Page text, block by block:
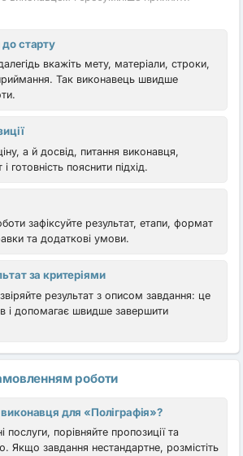
старту
вкажіть мету, матеріали, строки,
Так виконавець швидше
а й досвід, питання виконавця,
готовність пояснити підхід.
зафіксуйте результат, етапи, формат
та додаткові умови.
за критеріями
результат з описом завдання: це
і допомагає швидше завершити
роботи
для «Поліграфія»?
послуги, порівняйте пропозиції та
Якщо завдання нестандартне, розмістіть